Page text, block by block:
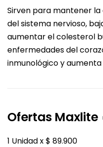
Sirven para mantener
del sistema nervioso,
aumentar el colesterol
enfermedades del
inmunológico y
Ofertas Maxlite
1 Unidad x $ 89.900